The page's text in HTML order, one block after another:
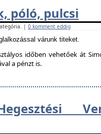
póló, pulcsi
| 0 komment eddig
várunk titeket.
időben vehetőek át
a pénzt is.